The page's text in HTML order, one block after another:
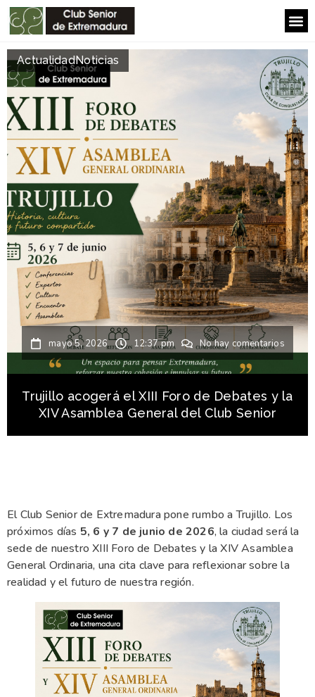
ActualidadNoticias
mayo 5, 2026 12:37 pm No hay comentarios
Trujillo acogerá el XIII Foro de Debates y la
XIV Asamblea General del Club Senior
El Club Senior de Extremadura pone rumbo a Trujillo. Los
próximos días 5, 6 y 7 de junio de 2026, la ciudad será la
sede de nuestro XIII Foro de Debates y la XIV Asamblea
General Ordinaria, una cita clave para reflexionar sobre la
realidad y el futuro de nuestra región.